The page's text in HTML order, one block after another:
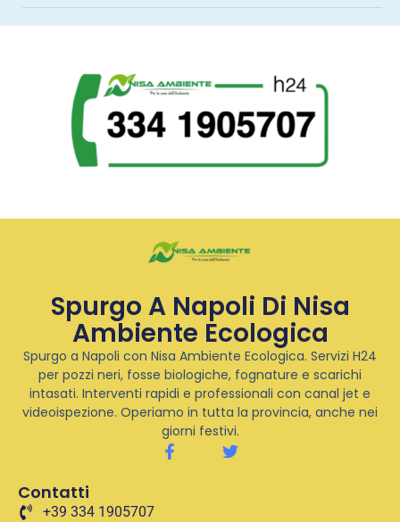
Spurgo A Napoli Di Nisa
Ambiente Ecologica
Spurgo a Napoli con Nisa Ambiente Ecologica. Servizi H24
per pozzi neri, fosse biologiche, fognature e scarichi
intasati. Interventi rapidi e professionali con canal jet e
videoispezione. Operiamo in tutta la provincia, anche nei
giorni festivi.
Contatti
+39 334 1905707